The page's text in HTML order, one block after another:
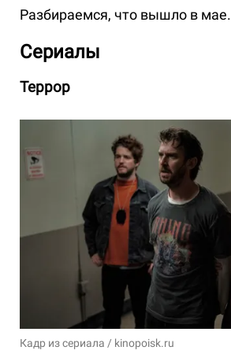
Разбираемся, что вышло в мае.
Сериалы
Террор
Кадр из сериала / kinopoisk.ru